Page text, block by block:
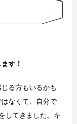
す！
る方もいるかも
なくて、自分で
してきました。キ